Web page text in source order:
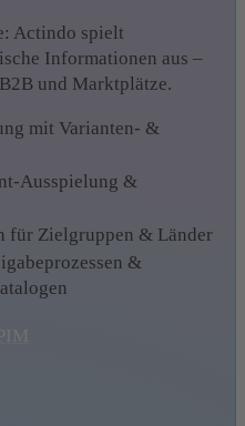
Actindo spielt
Informationen aus –
und Marktplätze.
mit Varianten- &
Ausspielung &
für Zielgruppen & Länder
&